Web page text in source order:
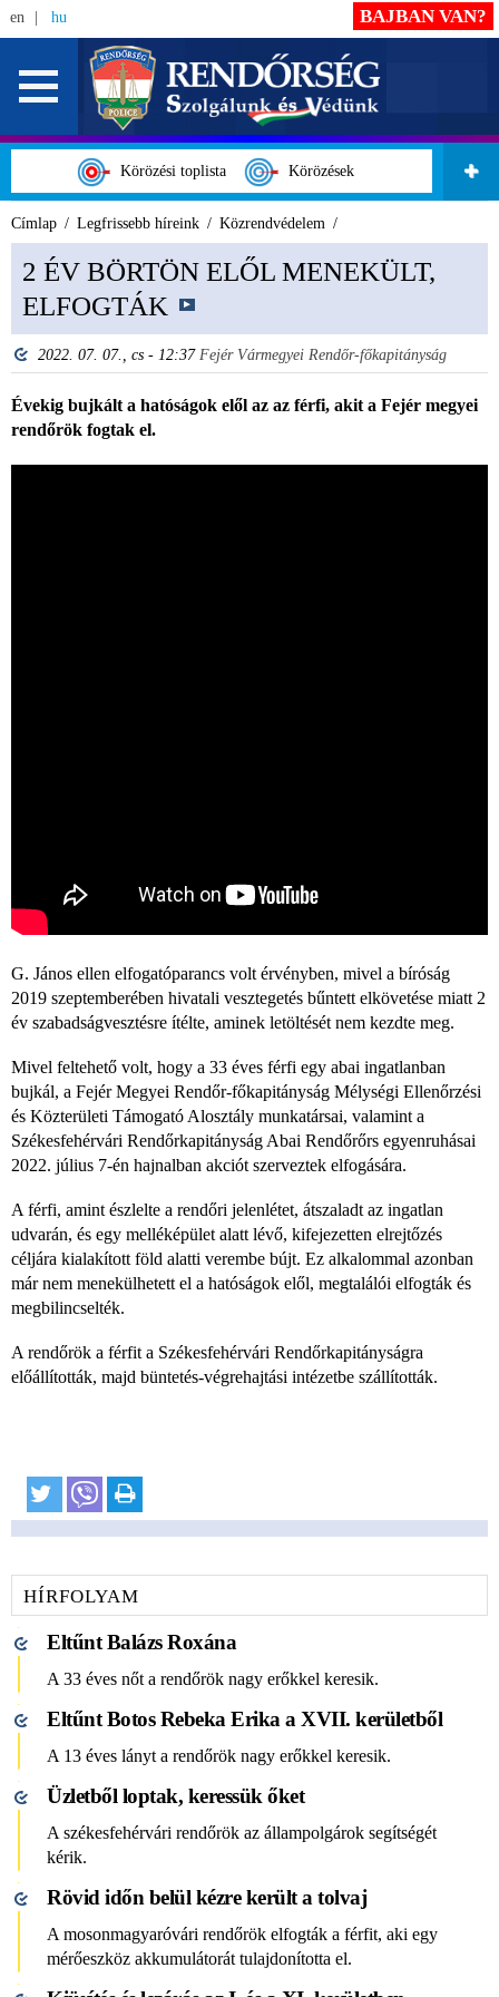
en hu
Körözési toplista Körözések
BAJBAN VAN?
Címlap Legfrissebb híreink Közrendvédelem
2 ÉV BÖRTÖN ELŐL MENEKÜLT,
ELFOGTÁK
2022. 07. 07., cs - 12:37 Fejér Vármegyei Rendőr-főkapitányság
Évekig bujkált a hatóságok elől az az férfi, akit a Fejér megyei
rendőrök fogtak el.
G. János ellen elfogatóparancs volt érvényben, mivel a bíróság
2019 szeptemberében hivatali vesztegetés bűntett elkövetése miatt 2
év szabadságvesztésre ítélte, aminek letöltését nem kezdte meg.
Mivel feltehető volt, hogy a 33 éves férfi egy abai ingatlanban
bujkál, a Fejér Megyei Rendőr-főkapitányság Mélységi Ellenőrzési
és Közterületi Támogató Alosztály munkatársai, valamint a
Székesfehérvári Rendőrkapitányság Abai Rendőrőrs egyenruhásai
2022. július 7-én hajnalban akciót szerveztek elfogására.
A férfi, amint észlelte a rendőri jelenlétet, átszaladt az ingatlan
udvarán, és egy melléképület alatt lévő, kifejezetten elrejtőzés
céljára kialakított föld alatti verembe bújt. Ez alkalommal azonban
már nem menekülhetett el a hatóságok elől, megtalálói elfogták és
megbilincselték.
A rendőrök a férfit a Székesfehérvári Rendőrkapitányságra
előállították, majd büntetés-végrehajtási intézetbe szállították.
HÍRFOLYAM
Eltűnt Balázs Roxána
A 33 éves nőt a rendőrök nagy erőkkel keresik.
Eltűnt Botos Rebeka Erika a XVII. kerületből
A 13 éves lányt a rendőrök nagy erőkkel keresik.
Üzletből loptak, keressük őket
A székesfehérvári rendőrök az állampolgárok segítségét
kérik.
Rövid időn belül kézre került a tolvaj
A mosonmagyaróvári rendőrök elfogták a férfit, aki egy
mérőeszköz akkumulátorát tulajdonította el.